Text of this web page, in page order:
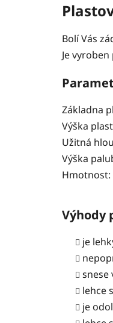
Bolí Vás
Je
Základna
Výška
Užitná
Výška
Hmotnost:
Výhody
je
snese
lehce
je